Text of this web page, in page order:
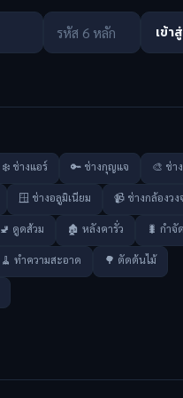
เข้า
❄️ ช่างแอร์ 🔑 ช่างกุญแจ 🎨 ช่า
🪟 ช่างอลูมิเนียม 📹 ช่างกล้องว
🚽 ดูดส้วม 🏚️ หลังคารั่ว 🐛 กำจั
🧹 ทำความสะอาด 🌳 ตัดต้นไม้